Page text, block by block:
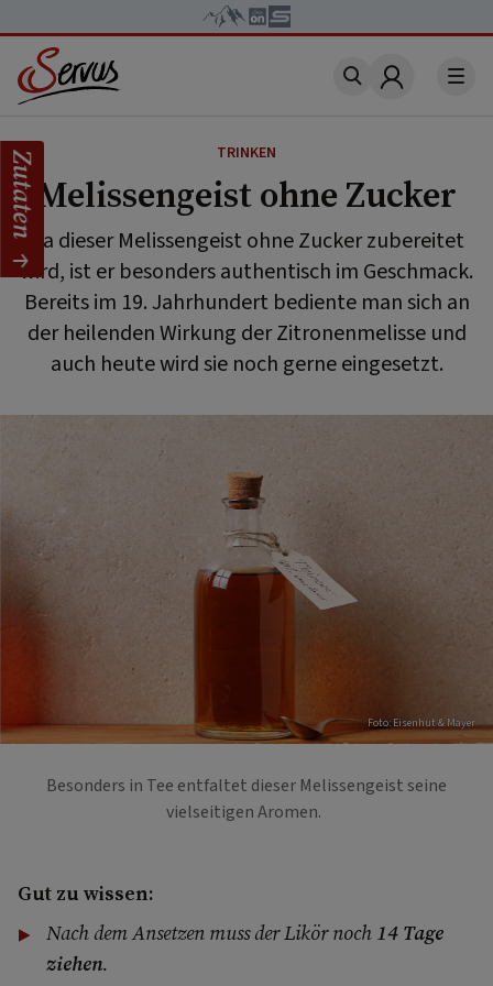
Account
TRINKEN
Melissengeist ohne Zucker
Da dieser Melissengeist ohne Zucker zubereitet
wird, ist er besonders authentisch im Geschmack.
Bereits im 19. Jahrhundert bediente man sich an
der heilenden Wirkung der Zitronenmelisse und
auch heute wird sie noch gerne eingesetzt.
Foto: Eisenhut & Mayer
Besonders in Tee entfaltet dieser Melissengeist seine
vielseitigen Aromen.
Gut zu wissen:
Nach dem Ansetzen muss der Likör noch 14 Tage
ziehen.
Zutaten